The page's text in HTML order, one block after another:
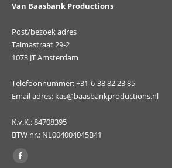
Van Baasbank Productions
Post/bezoek adres
Talmastraat 29-2
1073 JT Amsterdam
Telefoonnummer:+31-6-38 82 23 85
Email adres: kas@baasbankproductions.nl
K.v.K.: 84708395
BTW nr.: NL004004045B41
Vind ons op:
Facebook